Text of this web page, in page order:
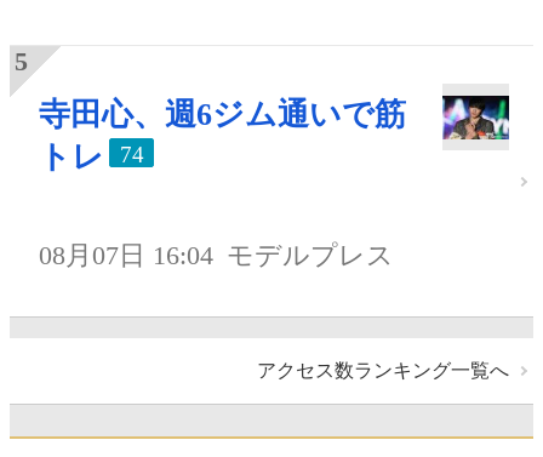
寺田心、週6ジム通いで筋
トレ
74
08月07日 16:04 モデルプレス
アクセス数ランキング一覧へ